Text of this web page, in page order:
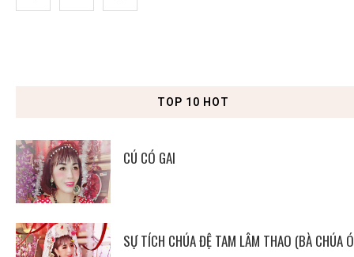
TOP 10 HOT
CÚ CÓ GAI
SỰ TÍCH CHÚA ĐỆ TAM LÂM THAO (BÀ CHÚA